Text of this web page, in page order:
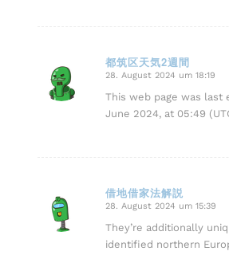
都筑区天気2週間
sagte:
28. August 2024 um 18:19
This web page was last
June 2024, at 05:49
借地借家法解説
sagte:
28. August 2024 um 15:39
They’re additionally
identified northern